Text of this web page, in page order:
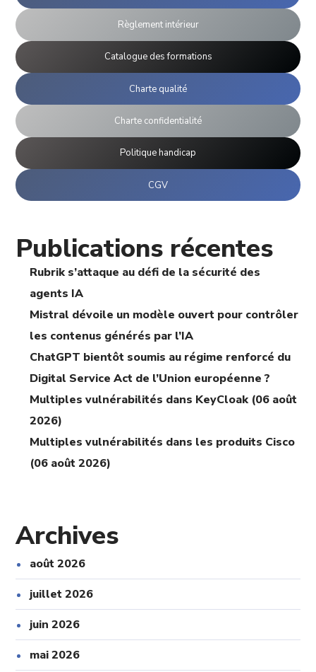
Règlement intérieur
Catalogue des formations
Charte qualité
Charte confidentialité
Politique handicap
CGV
Publications récentes
Rubrik s’attaque au défi de la sécurité des
agents IA
Mistral dévoile un modèle ouvert pour contrôler
les contenus générés par l’IA
ChatGPT bientôt soumis au régime renforcé du
Digital Service Act de l’Union européenne ?
Multiples vulnérabilités dans KeyCloak (06 août
2026)
Multiples vulnérabilités dans les produits Cisco
(06 août 2026)
Archives
août 2026
juillet 2026
juin 2026
mai 2026